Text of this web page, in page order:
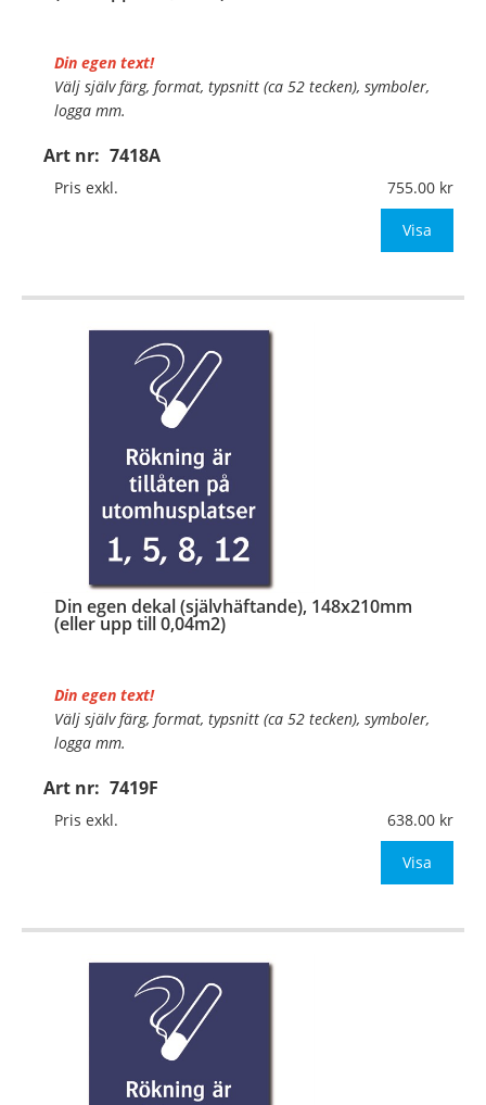
Art nr: 7418A
Din egen text!
Välj själv färg, format, typsnitt (ca 52 tecken), symboler,
logga mm.
Material:Plan aluminium, 0,7mm (väggmontage)
Mått:148x210mm (eller annat mått upp till 0,04m²)
Pris exkl. 755.00
Visa
Din egen dekal (självhäftande), 148x210mm
(eller upp till 0,04m2)
Art nr: 7419F
Din egen text!
Välj själv färg, format, typsnitt (ca 52 tecken), symboler,
logga mm.
Material:Självhäftande folie
Mått:148x210mm (eller annat mått upp till 0,04m²)
Pris exkl. 638.00
Visa